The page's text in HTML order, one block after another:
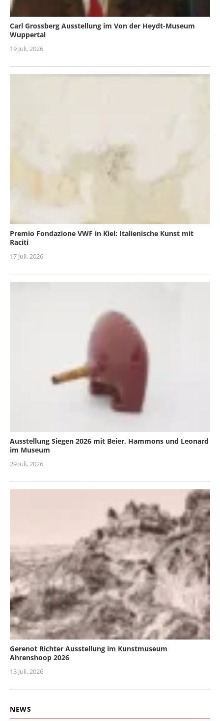
Carl Grossberg Ausstellung im Von der Heydt-Museum
Wuppertal
19 Juli, 2026
Premio Fondazione VWF in Kiel: Italienische Kunst mit
Raciti
17 Juli, 2026
Ausstellung Siegen 2026 mit Beier, Hammons und Leonard
im Museum
29 Juli, 2026
Gerenot Richter Ausstellung im Kunstmuseum
Ahrenshoop 2026
13 Juli, 2026
NEWS